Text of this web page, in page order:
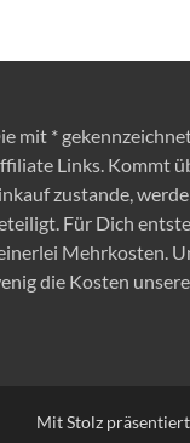
mit *
Links. Kommt
zustande,
Für Dich
Mehrkosten.
die Kosten
Mit Stolz